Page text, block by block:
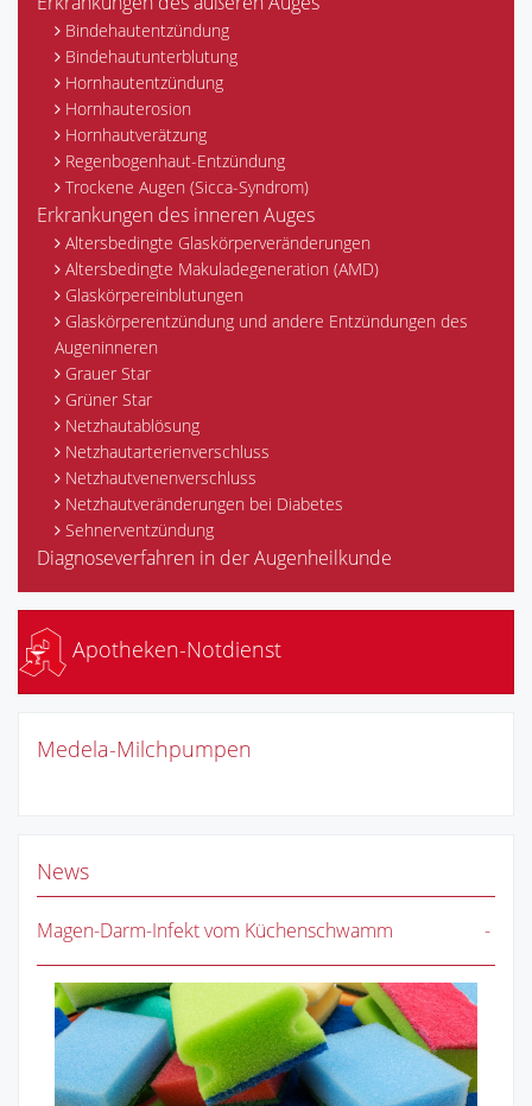
Bindehautentzündung
Bindehautunterblutung
Hornhautentzündung
Hornhauterosion
Hornhautverätzung
Regenbogenhaut-Entzündung
Trockene Augen (Sicca-Syndrom)
Erkrankungen des inneren Auges
Altersbedingte Glaskörperveränderungen
Altersbedingte Makuladegeneration (AMD)
Glaskörpereinblutungen
Glaskörperentzündung und andere Entzündungen des
Augeninneren
Grauer Star
Grüner Star
Netzhautablösung
Netzhautarterienverschluss
Netzhautvenenverschluss
Netzhautveränderungen bei Diabetes
Sehnerventzündung
Diagnoseverfahren in der Augenheilkunde
Apotheken-Notdienst
Medela-Milchpumpen
News
Magen-Darm-Infekt vom Küchenschwamm